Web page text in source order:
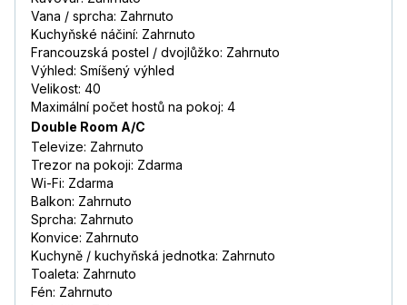
Vana / sprcha: Zahrnuto
Kuchyňské náčiní: Zahrnuto
Francouzská postel / dvojlůžko: Zahrnuto
Výhled: Smíšený výhled
Velikost: 40
Maximální počet hostů na pokoj: 4
Double Room A/C
Televize: Zahrnuto
Trezor na pokoji: Zdarma
Wi-Fi: Zdarma
Balkon: Zahrnuto
Sprcha: Zahrnuto
Konvice: Zahrnuto
Kuchyně / kuchyňská jednotka: Zahrnuto
Toaleta: Zahrnuto
Fén: Zahrnuto